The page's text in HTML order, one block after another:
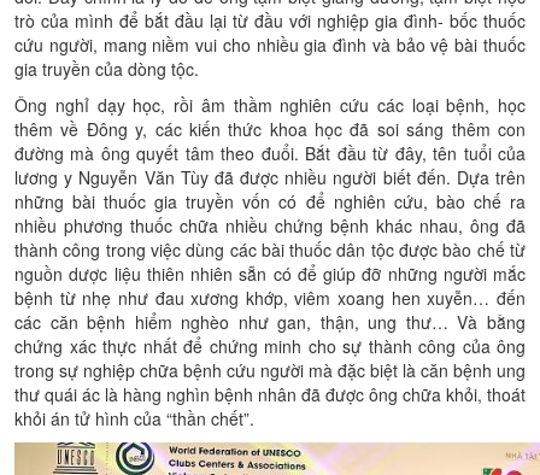
trò của mình để bắt đầu lại từ đầu với nghiệp gia đình- bốc thuốc
cứu người, mang niềm vui cho nhiều gia đình và bảo vệ bài thuốc
gia truyền của dòng tộc.
Ông nghỉ dạy học, rồi âm thầm nghiên cứu các loại bệnh, học
thêm về Đông y, các kiến thức khoa học đã soi sáng thêm con
đường mà ông quyết tâm theo đuổi. Bắt đầu từ đây, tên tuổi của
lương y Nguyễn Văn Tùy đã được nhiều người biết đến. Dựa trên
những bài thuốc gia truyền vốn có để nghiên cứu, bào chế ra
nhiều phương thuốc chữa nhiều chứng bệnh khác nhau, ông đã
thành công trong việc dùng các bài thuốc dân tộc được bào chế từ
nguồn dược liệu thiên nhiên sẵn có để giúp đỡ những người mắc
bệnh từ nhẹ như đau xương khớp, viêm xoang hen xuyễn… đến
các căn bệnh hiểm nghèo như gan, thận, ung thư… Và bằng
chứng xác thực nhất để chứng minh cho sự thành công của ông
trong sự nghiệp chữa bệnh cứu người mà đặc biệt là căn bệnh ung
thư quái ác là hàng nghìn bệnh nhân đã được ông chữa khỏi, thoát
khỏi án tử hình của “thần chết”.